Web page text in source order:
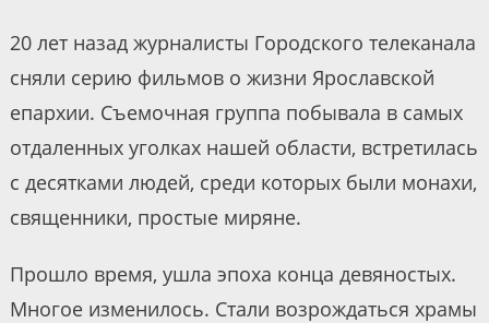
20 лет назад журналисты Городского телеканала
сняли серию фильмов о жизни Ярославской
епархии. Съемочная группа побывала в самых
отдаленных уголках нашей области, встретилась
с десятками людей, среди которых были монахи,
священники, простые миряне.
Прошло время, ушла эпоха конца девяностых.
Многое изменилось. Стали возрождаться храмы